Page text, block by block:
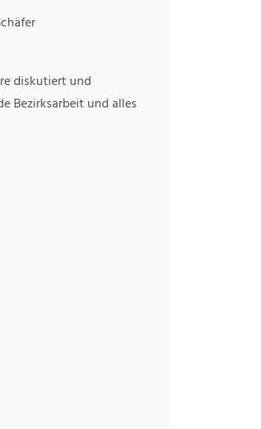
diskutiert und
Bezirksarbeit und alles